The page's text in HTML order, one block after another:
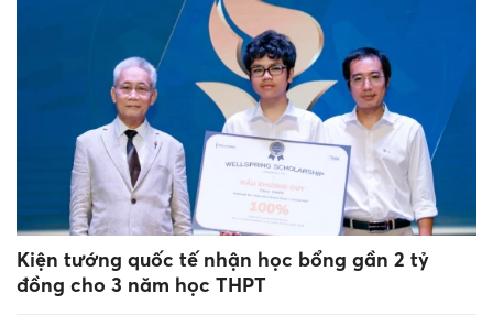
Kiện tướng quốc tế nhận học bổng gần 2 tỷ
đồng cho 3 năm học THPT